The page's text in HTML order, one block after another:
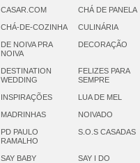
CASAR.COM CHÁ DE PANELA
CHÁ-DE-COZINHA CULINÁRIA
DE NOIVA PRA
NOIVA
DECORAÇÃO
DESTINATION
WEDDING
FELIZES PARA
SEMPRE
INSPIRAÇÕES LUA DE MEL
MADRINHAS NOIVADO
PD PAULO
RAMALHO
S.O.S CASADAS
SAY BABY SAY I DO